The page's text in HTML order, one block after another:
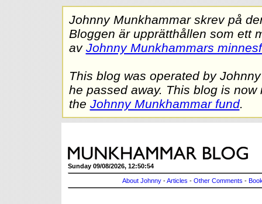
Johnny Munkhammar skrev på
Bloggen är upprätthållen som ett
av Johnny Munkhammars
This blog was operated by
he passed away. This blog is
the Johnny Munkhammar fund.
Sunday 09/08/2026, 12:50:54
About Johnny -Articles - Other Comments -